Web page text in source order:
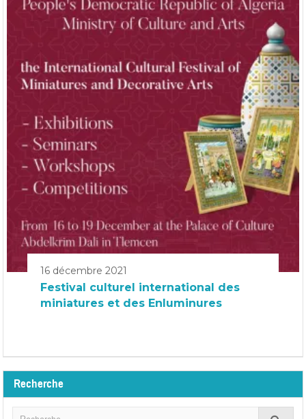
16 décembre 2021
Festival culturel international des
miniatures et des Enluminures
Recherche